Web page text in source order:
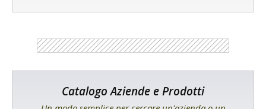
Catalogo Aziende e Prodotti